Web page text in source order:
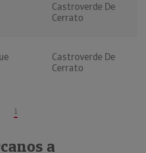
Castroverde De
Cerrato
Castroverde De
Cerrato
1
a